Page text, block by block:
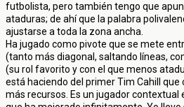
futbolista, pero también tengo que
ataduras; de ahí que la palabra
ajustarse a toda la zona ancha.
Ha jugado como pivote que se mete
(tanto más diagonal, saltando líneas,
(su rol favorito y con el que menos
está haciendo del primer Tim Cahill
más recursos. Es un jugador contextual